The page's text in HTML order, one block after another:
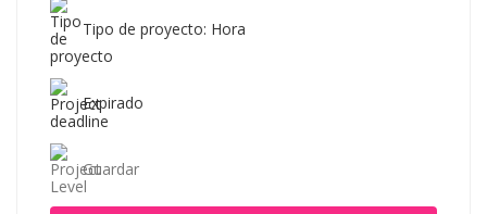
Tipo de proyecto: Hora
Expirado
Guardar